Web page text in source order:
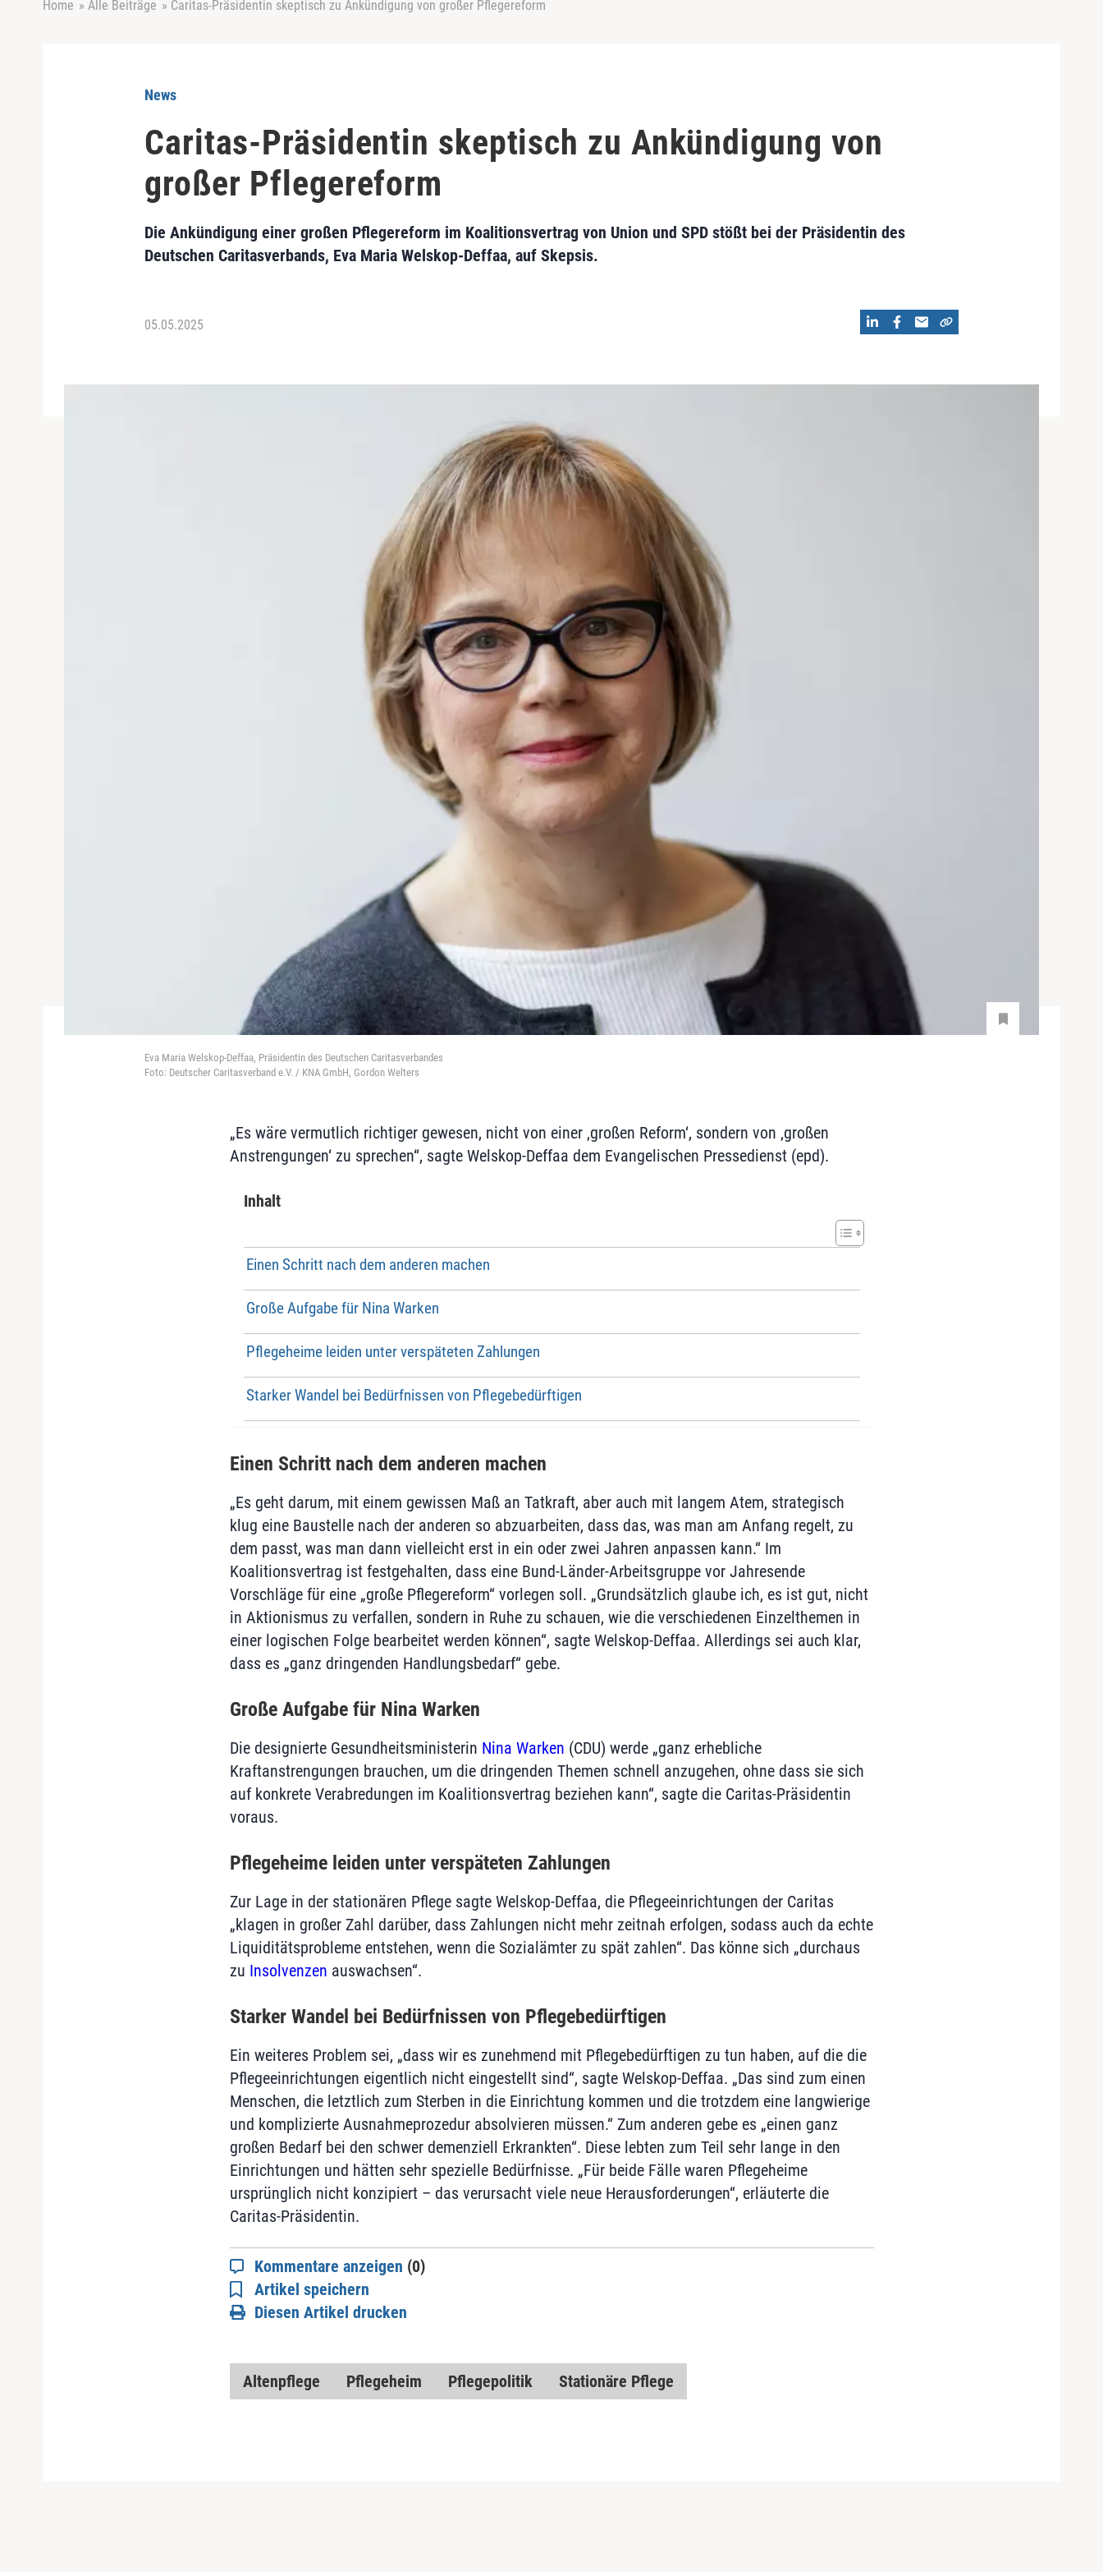
Home » Alle Beiträge » Caritas-Präsidentin skeptisch zu Ankündigung von großer Pflegereform
News
Caritas-Präsidentin skeptisch zu Ankündigung von
großer Pflegereform
Die Ankündigung einer großen Pflegereform im Koalitionsvertrag von Union und SPD stößt bei der Präsidentin des
Deutschen Caritasverbands, Eva Maria Welskop-Deffaa, auf Skepsis.
05.05.2025
Eva Maria Welskop-Deffaa, Präsidentin des Deutschen Caritasverbandes
Foto: Deutscher Caritasverband e.V. / KNA GmbH, Gordon Welters
„Es wäre vermutlich richtiger gewesen, nicht von einer ‚großen Reform‘, sondern von ‚großen
Anstrengungen‘ zu sprechen“, sagte Welskop-Deffaa dem Evangelischen Pressedienst (epd).
Inhalt
Einen Schritt nach dem anderen machen
Große Aufgabe für Nina Warken
Pflegeheime leiden unter verspäteten Zahlungen
Starker Wandel bei Bedürfnissen von Pflegebedürftigen
Einen Schritt nach dem anderen machen
„Es geht darum, mit einem gewissen Maß an Tatkraft, aber auch mit langem Atem, strategisch
klug eine Baustelle nach der anderen so abzuarbeiten, dass das, was man am Anfang regelt, zu
dem passt, was man dann vielleicht erst in ein oder zwei Jahren anpassen kann.“ Im
Koalitionsvertrag ist festgehalten, dass eine Bund-Länder-Arbeitsgruppe vor Jahresende
Vorschläge für eine „große Pflegereform“ vorlegen soll. „Grundsätzlich glaube ich, es ist gut, nicht
in Aktionismus zu verfallen, sondern in Ruhe zu schauen, wie die verschiedenen Einzelthemen in
einer logischen Folge bearbeitet werden können“, sagte Welskop-Deffaa. Allerdings sei auch klar,
dass es „ganz dringenden Handlungsbedarf“ gebe.
Große Aufgabe für Nina Warken
Die designierte Gesundheitsministerin Nina Warken (CDU) werde „ganz erhebliche
Kraftanstrengungen brauchen, um die dringenden Themen schnell anzugehen, ohne dass sie sich
auf konkrete Verabredungen im Koalitionsvertrag beziehen kann“, sagte die Caritas-Präsidentin
voraus.
Pflegeheime leiden unter verspäteten Zahlungen
Zur Lage in der stationären Pflege sagte Welskop-Deffaa, die Pflegeeinrichtungen der Caritas
„klagen in großer Zahl darüber, dass Zahlungen nicht mehr zeitnah erfolgen, sodass auch da echte
Liquiditätsprobleme entstehen, wenn die Sozialämter zu spät zahlen“. Das könne sich „durchaus
zu Insolvenzen auswachsen“.
Starker Wandel bei Bedürfnissen von Pflegebedürftigen
Ein weiteres Problem sei, „dass wir es zunehmend mit Pflegebedürftigen zu tun haben, auf die die
Pflegeeinrichtungen eigentlich nicht eingestellt sind“, sagte Welskop-Deffaa. „Das sind zum einen
Menschen, die letztlich zum Sterben in die Einrichtung kommen und die trotzdem eine langwierige
und komplizierte Ausnahmeprozedur absolvieren müssen.“ Zum anderen gebe es „einen ganz
großen Bedarf bei den schwer demenziell Erkrankten“. Diese lebten zum Teil sehr lange in den
Einrichtungen und hätten sehr spezielle Bedürfnisse. „Für beide Fälle waren Pflegeheime
ursprünglich nicht konzipiert – das verursacht viele neue Herausforderungen“, erläuterte die
Caritas-Präsidentin.
Kommentare anzeigen (0)
Artikel speichern
Diesen Artikel drucken
Altenpflege Pflegeheim Pflegepolitik Stationäre Pflege